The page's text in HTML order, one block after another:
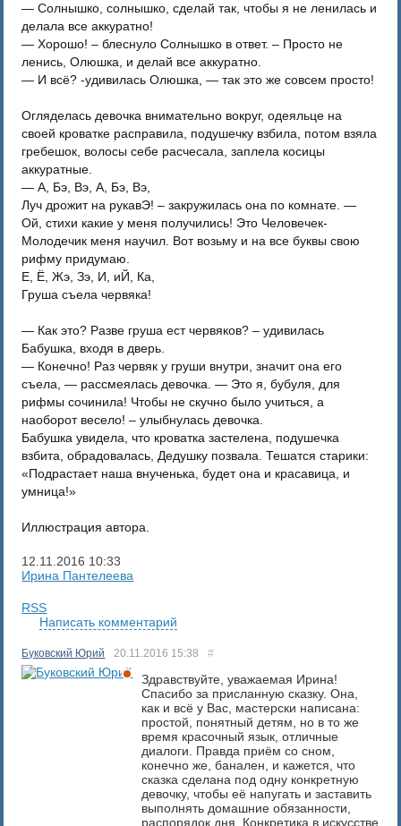
— Солнышко, солнышко, сделай так, чтобы я не ленилась и
делала все аккуратно!
— Хорошо! – блеснуло Солнышко в ответ. – Просто не
ленись, Олюшка, и делай все аккуратно.
— И всё? -удивилась Олюшка, — так это же совсем просто!
Огляделась девочка внимательно вокруг, одеяльце на
своей кроватке расправила, подушечку взбила, потом взяла
гребешок, волосы себе расчесала, заплела косицы
аккуратные.
— А, Бэ, Вэ, А, Бэ, Вэ,
Луч дрожит на рукавЭ! – закружилась она по комнате. —
Ой, стихи какие у меня получились! Это Человечек-
Молодечик меня научил. Вот возьму и на все буквы свою
рифму придумаю.
Е, Ё, Жэ, Зэ, И, иЙ, Ка,
Груша съела червяка!
— Как это? Разве груша ест червяков? – удивилась
Бабушка, входя в дверь.
— Конечно! Раз червяк у груши внутри, значит она его
съела, — рассмеялась девочка. — Это я, бубуля, для
рифмы сочинила! Чтобы не скучно было учиться, а
наоборот весело! – улыбнулась девочка.
Бабушка увидела, что кроватка застелена, подушечка
взбита, обрадовалась, Дедушку позвала. Тешатся старики:
«Подрастает наша внученька, будет она и красавица, и
умница!»
Иллюстрация автора.
12.11.2016 10:33
Ирина Пантелеева
RSS
Написать комментарий
Буковский Юрий 20.11.2016 15:38 #
Здравствуйте, уважаемая Ирина!
Спасибо за присланную сказку. Она,
как и всё у Вас, мастерски написана:
простой, понятный детям, но в то же
время красочный язык, отличные
диалоги. Правда приём со сном,
конечно же, банален, и кажется, что
сказка сделана под одну конкретную
девочку, чтобы её напугать и заставить
выполнять домашние обязанности,
распорядок дня. Конкретика в искусстве